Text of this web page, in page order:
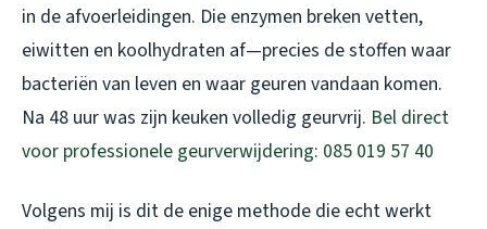
in de afvoerleidingen. Die enzymen breken vetten,
eiwitten en koolhydraten af—precies de stoffen waar
bacteriën van leven en waar geuren vandaan komen.
Na 48 uur was zijn keuken volledig geurvrij. Bel direct
voor professionele geurverwijdering: 085 019 57 40
Volgens mij is dit de enige methode die echt werkt